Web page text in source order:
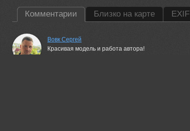
Комментарии Близко на карте EXIF
Вовк Сергей
Красивая модель и работа автора!